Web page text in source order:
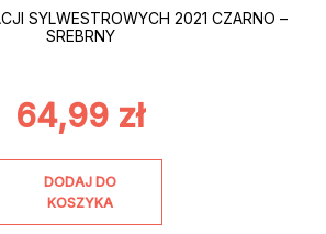
SYLWESTROWYCH 2021 CZARNO –
SREBRNY
64,99 zł
DODAJ DO
KOSZYKA